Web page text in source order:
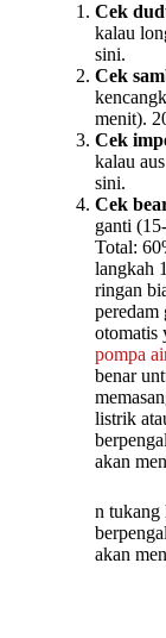
Cek
kalau
sini.
Cek
menit).
Cek
kalau
sini.
Cek
ganti
Total:
langkah
ringan
peredam
otomatis
pompa
benar
listrik
akan
n tukang
akan